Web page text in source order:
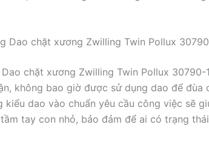
Dao chặt xương Zwilling Twin Pollux
Dao chặt xương Zwilling Twin Pollux
không bao giờ được sử dụng dao để đùa
kiểu dao vào chuẩn yêu cầu công việc sẽ
tay con nhỏ, bảo đảm để ai có trạng